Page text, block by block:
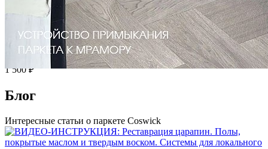
Услуги по реставрации паркета
1 500 ₽
Блог
Интересные статьи о паркете Coswick